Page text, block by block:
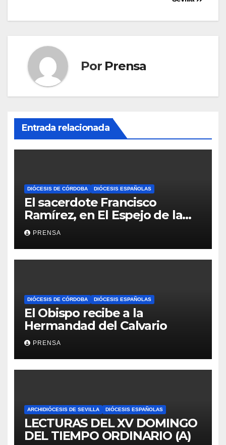
entradas
Por Prensa
Entrada relacionada
DIÓCESIS DE CÓRDOBA DIÓCESIS ESPAÑOLAS
El sacerdote Francisco
Ramírez, en El Espejo de la
Iglesia
PRENSA
DIÓCESIS DE CÓRDOBA DIÓCESIS ESPAÑOLAS
El Obispo recibe a la
Hermandad del Calvario
PRENSA
ARCHIDIÓCESIS DE SEVILLA DIÓCESIS ESPAÑOLAS
LECTURAS DEL XV DOMINGO
DEL TIEMPO ORDINARIO (A)